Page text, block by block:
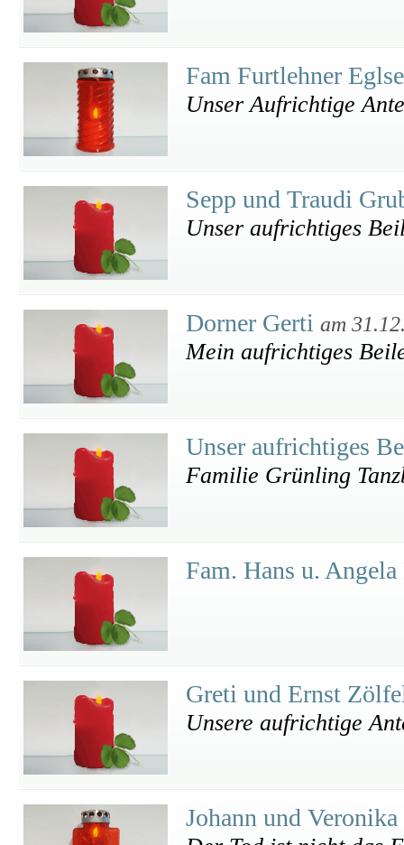
Fam Furtlehner
Unser Aufrichtige
Sepp und Traudi
Unser aufrichtiges
Dorner Gerti am
Mein aufrichtiges
Unser aufrichtiges
Familie Grünling
Fam. Hans u.
Greti und Ernst
Unsere aufrichtige
Johann und